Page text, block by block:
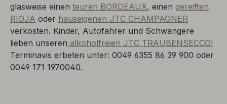
glasweise einen teuren BORDEAUX, einen gereiften
RIOJA oder hauseigenen JTC CHAMPAGNER
verkosten. Kinder, Autofahrer und Schwangere
lieben unseren alkoholfreien JTC TRAUBENSECCO!
Terminavis erbeten unter: 0049 6355 86 39 900 oder
0049 171 1970040.